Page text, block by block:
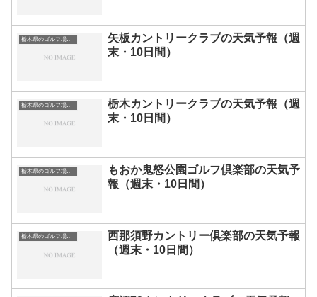
栃木県のゴルフ場一覧｜距離が長い・広いゴルフ場ランキング
矢板カントリークラブの天気予報（週
末・10日間）
栃木県のゴルフ場一覧｜距離が長い・広いゴルフ場ランキング
栃木カントリークラブの天気予報（週
末・10日間）
栃木県のゴルフ場一覧｜距離が長い・広いゴルフ場ランキング
もおか鬼怒公園ゴルフ倶楽部の天気予
報（週末・10日間）
栃木県のゴルフ場一覧｜距離が長い・広いゴルフ場ランキング
西那須野カントリー倶楽部の天気予報
（週末・10日間）